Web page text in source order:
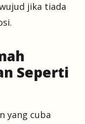
jika tiada
Seperti
yang cuba